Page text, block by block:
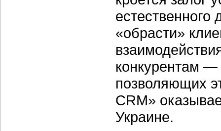
«обрасти»
конкурентам
позволяющих
CRM»
Украине.